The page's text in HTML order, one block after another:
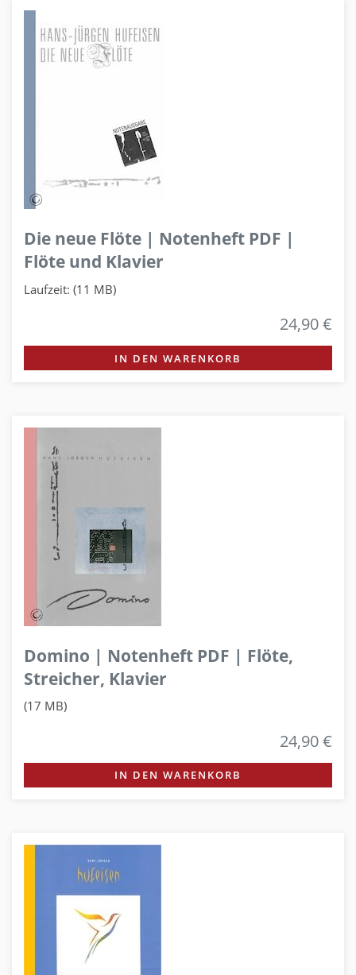
Die neue Flöte | Notenheft PDF |
Flöte und Klavier
Laufzeit: (11 MB)
24,90 €
IN DEN WARENKORB
Domino | Notenheft PDF | Flöte,
Streicher, Klavier
(17 MB)
24,90 €
IN DEN WARENKORB